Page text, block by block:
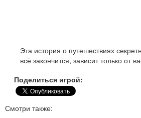
Эта история о путешествиях
всё закончится, зависит только от
Поделиться игрой:
Смотри также: